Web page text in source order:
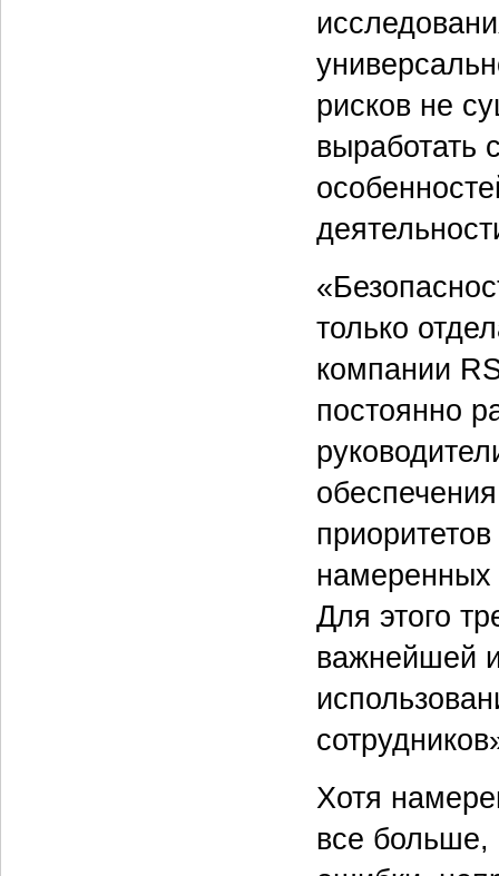
рисков не
выработать
только
компании
постоянно
намеренных
Для этого
важнейшей
Хотя
все больше,